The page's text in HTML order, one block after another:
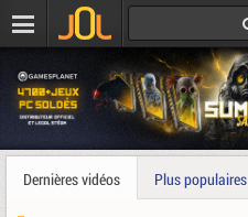
Dernières vidéos Plus populaires